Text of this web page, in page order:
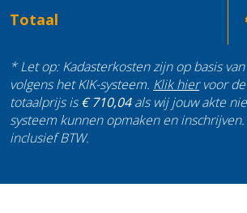
Totaal
* Let op: Kadasterkosten zijn op basis
volgens het KIK-systeem. Klik hiervoor de
totaalprijs is€ 710,04als wij jouw akte
systeem kunnen opmaken en
inclusief BTW.